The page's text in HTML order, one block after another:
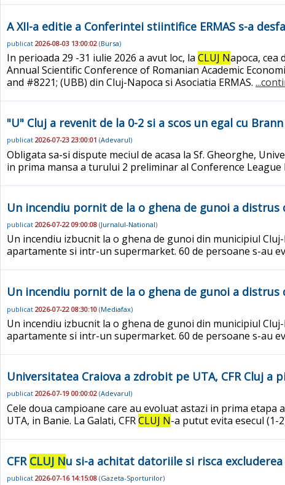
A XII-a editie a Conferintei stiintifice ERMAS s-a
publicat 2026-08-03 13:00:02 (Bursa)
In perioada 29 -31 iulie 2026 a avut loc, la CLUJ Napoca, cea
Annual Scientific Conference of Romanian Academic
and #8221; (UBB) din Cluj-Napoca si Asociatia ERMAS.
"U" Cluj a revenit de la 0-2 si a scos un egal cu Brann
publicat 2026-07-23 23:00:01 (Adevarul)
Obligata sa-si dispute meciul de acasa la Sf. Gheorghe,
in prima mansa a turului 2 preliminar al Conference League
Un incendiu pornit de la o ghena de gunoi a
publicat 2026-07-22 09:00:08 (Jurnalul-National)
Un incendiu izbucnit la o ghena de gunoi din municipiul
apartamente si intr-un supermarket. 60 de persoane s-au
Un incendiu pornit de la o ghena de gunoi a
publicat 2026-07-22 08:30:10 (Mediafax)
Un incendiu izbucnit la o ghena de gunoi din municipiul
apartamente si intr-un supermarket. 60 de persoane s-au
Universitatea Craiova a zdrobit pe UTA, CFR Cluj a
publicat 2026-07-19 00:00:02 (Adevarul)
Cele doua campioane care au evoluat astazi in prima
UTA, in Banie. La Galati, CFRCLUJ N-a putut evita esecul (1-
CFR CLUJ Nu si-a achitat datoriile si risca
publicat 2026-07-16 14:15:08 (Gazeta-Sporturilor)